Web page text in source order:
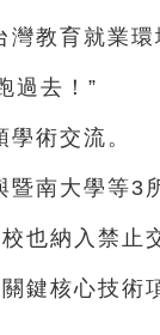
灣教育就業
過去！”
術交流。
南大學等3
也納入禁止
鍵核心技術